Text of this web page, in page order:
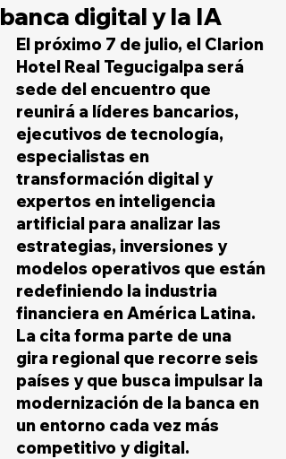
banca digital y la IA
El próximo 7 de julio, el Clarion
Hotel Real Tegucigalpa será
sede del encuentro que
reunirá a líderes bancarios,
ejecutivos de tecnología,
especialistas en
transformación digital y
expertos en inteligencia
artificial para analizar las
estrategias, inversiones y
modelos operativos que están
redefiniendo la industria
financiera en América Latina.
La cita forma parte de una
gira regional que recorre seis
países y que busca impulsar la
modernización de la banca en
un entorno cada vez más
competitivo y digital.